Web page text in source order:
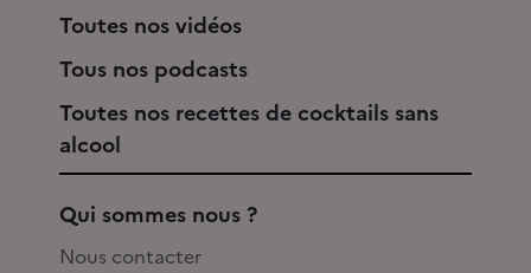
Toutes nos vidéos
Tous nos podcasts
Toutes nos recettes de cocktails sans
alcool
Qui sommes nous ?
Nous contacter